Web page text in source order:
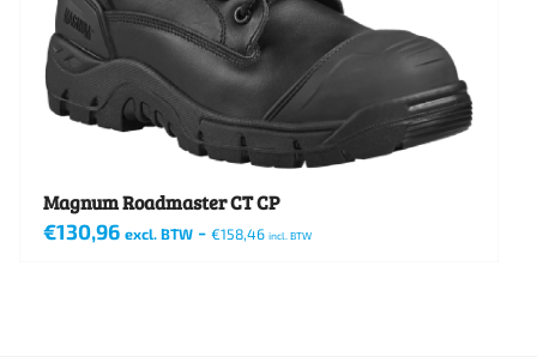
worden
op
de
Magnum Roadmaster CT CP
€130,96 excl. BTW - €158,46 incl. BTW